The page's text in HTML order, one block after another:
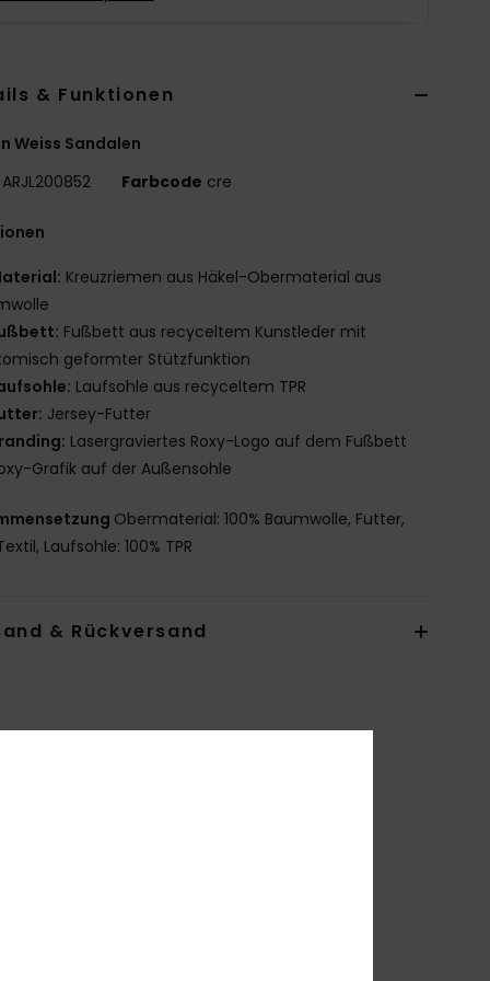
& Funktionen
Weiss Sandalen
ARJL200852 Farbcode cre
Kreuzriemen aus Häkel-Obermaterial aus
Fußbett aus recyceltem Kunstleder mit
geformter Stützfunktion
Laufsohle aus recyceltem TPR
Jersey-Futter
Lasergraviertes Roxy-Logo auf dem Fußbett
Grafik auf der Außensohle
Obermaterial: 100% Baumwolle, Futter,
Laufsohle: 100% TPR
& Rückversand